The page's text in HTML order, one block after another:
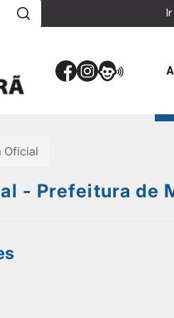
Oficial
- Prefeitura de